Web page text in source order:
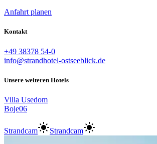
Anfahrt planen
Kontakt
+49 38378 54-0
info@strandhotel-ostseeblick.de
Unsere weiteren Hotels
Villa Usedom
Boje06
Strandcam Strandcam